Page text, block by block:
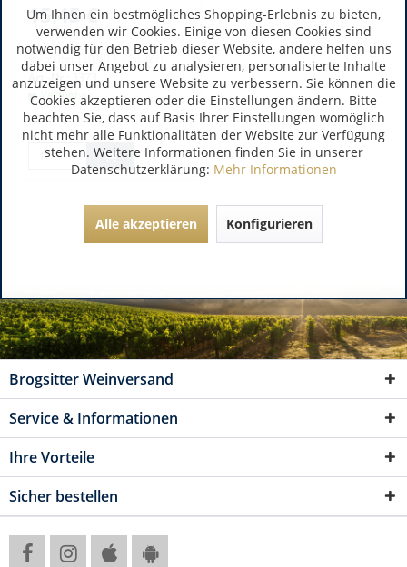
15,45 €
inkl. MwSt.
0.75 Liter(20,60 € / 1 Liter)
Art.-Nr.: 3373
Verfügbar
Brogsitter Weinversand
Service & Informationen
Ihre Vorteile
Sicher bestellen
Um Ihnen ein bestmögliches Shopping-Erlebnis zu bieten,
verwenden wir Cookies. Einige von diesen Cookies sind
notwendig für den Betrieb dieser Website, andere helfen uns
dabei unser Angebot zu analysieren, personalisierte Inhalte
anzuzeigen und unsere Website zu verbessern. Sie können die
Cookies akzeptieren oder die Einstellungen ändern. Bitte
beachten Sie, dass auf Basis Ihrer Einstellungen womöglich
nicht mehr alle Funktionalitäten der Website zur Verfügung
stehen. Weitere Informationen finden Sie in unserer
Datenschutzerklärung: Mehr Informationen
Alle akzeptieren Konfigurieren